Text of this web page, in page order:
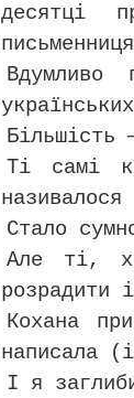
десятці
Вдумливо
Більшість
Ті самі
Стало
Але ті,
розрадити
Кохана
написала
І я